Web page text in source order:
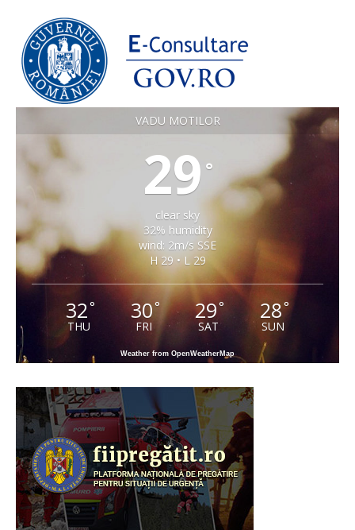
VADU MOTILOR
29 °
clear sky
32% humidity
wind: 2m/s SSE
H 29 • L 29
32°
THU
30°
FRI
29°
SAT
28°
SUN
Weather from OpenWeatherMap